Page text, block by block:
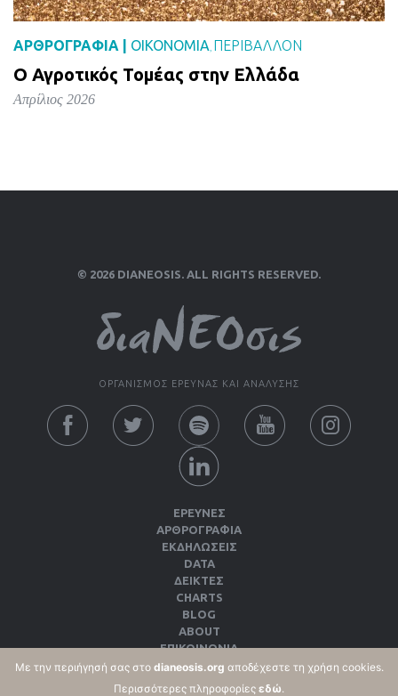
ΑΡΘΡΟΓΡΑΦΙΑ | ΟΙΚΟΝΟΜΙΑ, ΠΕΡΙΒΑΛΛΟΝ
Ο Αγροτικός Τομέας στην Ελλάδα
Απρίλιος 2026
© 2026 DIANEOSIS. ALL RIGHTS RESERVED.
ΟΡΓΑΝΙΣΜΟΣ ΕΡΕΥΝΑΣ ΚΑΙ ΑΝΑΛΥΣΗΣ
ΕΡΕΥΝΕΣ
ΑΡΘΡΟΓΡΑΦΙΑ
ΕΚΔΗΛΏΣΕΙΣ
DATA
ΔΕΊΚΤΕΣ
CHARTS
BLOG
ABOUT
ΕΠΙΚΟΙΝΩΝΙΑ
ΕΚΔΌΣΕΙΣ
ΌΡΟΙ ΧΡΉΣΗΣ & ΠΟΛΙΤΙΚΉ ΑΠΟΡΡΉΤΟΥ
Με την περιήγησή σας στο dianeosis.org αποδέχεστε τη χρήση cookies.
Περισσότερες πληροφορίες εδώ.